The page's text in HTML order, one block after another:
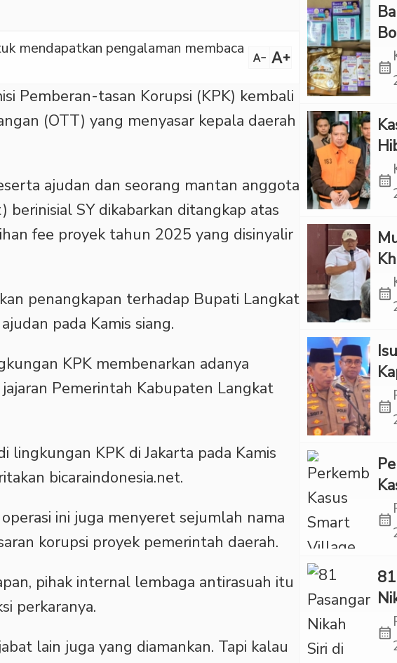
mendapatkan pengalaman membaca text_decrease text_increase
Pemberan-tasan Korupsi (KPK) kembali
(OTT) yang menyasar kepala daerah
ajudan dan seorang mantan anggota
SY dikabarkan ditangkap atas
fee proyek tahun 2025 yang disinyalir
penangkapan terhadap Bupati Langkat
pada Kamis siang.
KPK membenarkan adanya
Pemerintah Kabupaten Langkat
lingkungan KPK di Jakarta pada Kamis
bicaraindonesia.net.
ini juga menyeret sejumlah nama
korupsi proyek pemerintah daerah.
pihak internal lembaga antirasuah itu
perkaranya.
lain juga yang diamankan. Tapi kalau
calendar_month
calendar_month
calendar_month
calendar_month
calendar_month
calendar_month